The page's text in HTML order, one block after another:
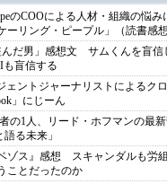
のCOOによる人材・組織の悩み
ーリング・ピープル」（読書感想
んだ男」感想文 サムくんを盲信
盲信する
ェントジャーナリストによるク
」にじーん
の1人、リード・ホフマンの最新
語る未来」
ゾス』感想 スキャンダルも労
ことだったのか